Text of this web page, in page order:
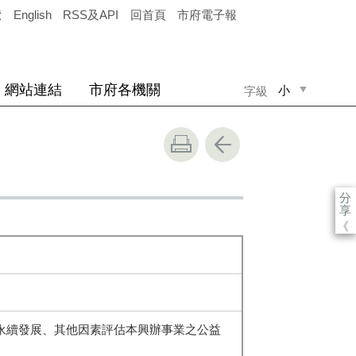
English RSS及API 回首頁 市府電子報
字級 小
網站連結 市府各機關
分
享
《
發展、其他因素評估本興辦事業之公益